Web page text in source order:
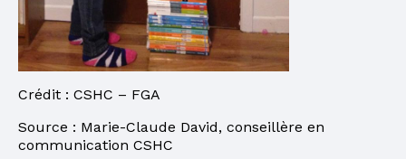
Crédit : CSHC – FGA
Source : Marie-Claude David, conseillère en
communication CSHC